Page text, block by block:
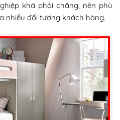
khá phải chăng, nên phù
nhiều đối tượng khách hàng.